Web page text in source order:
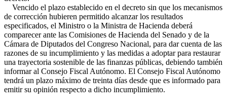
Vencido el plazo establecido en el decreto sin que los mecanismos
de corrección hubieren permitido alcanzar los resultados
especificados, el Ministro o la Ministra de Hacienda deberá
comparecer ante las Comisiones de Hacienda del Senado y de la
Cámara de Diputados del Congreso Nacional, para dar cuenta de las
razones de su incumplimiento y las medidas a adoptar para restaurar
una trayectoria sostenible de las finanzas públicas, debiendo también
informar al Consejo Fiscal Autónomo. El Consejo Fiscal Autónomo
tendrá un plazo máximo de treinta días desde que es informado para
emitir su opinión respecto a dicho incumplimiento.